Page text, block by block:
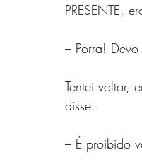
PRESENTE,
– Porra!
Tentei voltar,
disse:
– É proibido